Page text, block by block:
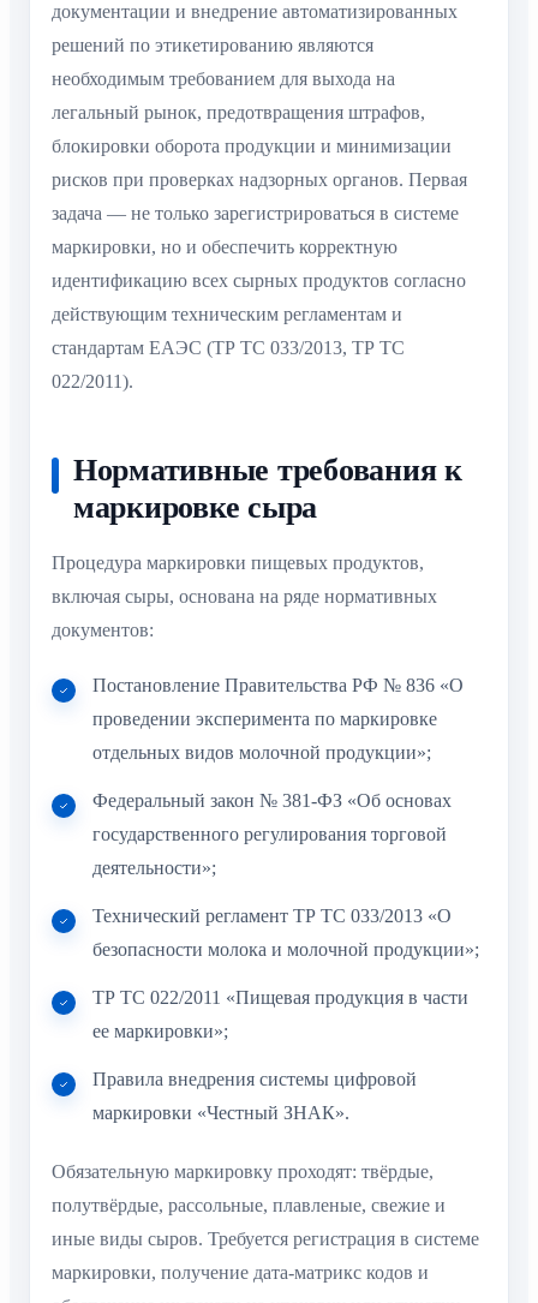
документации и внедрение автоматизированных
решений по этикетированию являются
необходимым требованием для выхода на
легальный рынок, предотвращения штрафов,
блокировки оборота продукции и минимизации
рисков при проверках надзорных органов. Первая
задача — не только зарегистрироваться в системе
маркировки, но и обеспечить корректную
идентификацию всех сырных продуктов согласно
действующим техническим регламентам и
стандартам ЕАЭС (ТР ТС 033/2013, ТР ТС
022/2011).
Нормативные требования к
маркировке сыра
Процедура маркировки пищевых продуктов,
включая сыры, основана на ряде нормативных
документов:
Постановление Правительства РФ № 836 «О
проведении эксперимента по маркировке
отдельных видов молочной продукции»;
Федеральный закон № 381-ФЗ «Об основах
государственного регулирования торговой
деятельности»;
Технический регламент ТР ТС 033/2013 «О
безопасности молока и молочной продукции»;
ТР ТС 022/2011 «Пищевая продукция в части
ее маркировки»;
Правила внедрения системы цифровой
маркировки «Честный ЗНАК».
Обязательную маркировку проходят: твёрдые,
полутвёрдые, рассольные, плавленые, свежие и
иные виды сыров. Требуется регистрация в системе
маркировки, получение дата-матрикс кодов и